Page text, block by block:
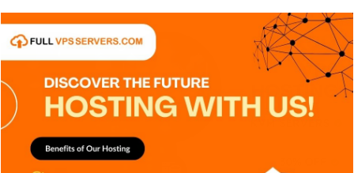
trampas para los atacantes
Carlos Conde Ago 5, 2026